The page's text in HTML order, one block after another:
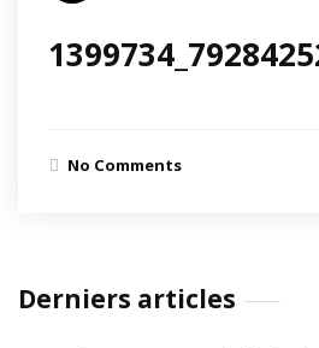
No Comments
Derniers articles